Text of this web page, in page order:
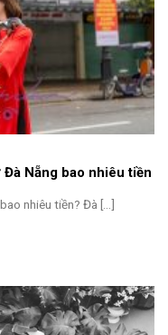
Nẵng bao nhiêu tiền
nhiêu tiền? Đà [...]